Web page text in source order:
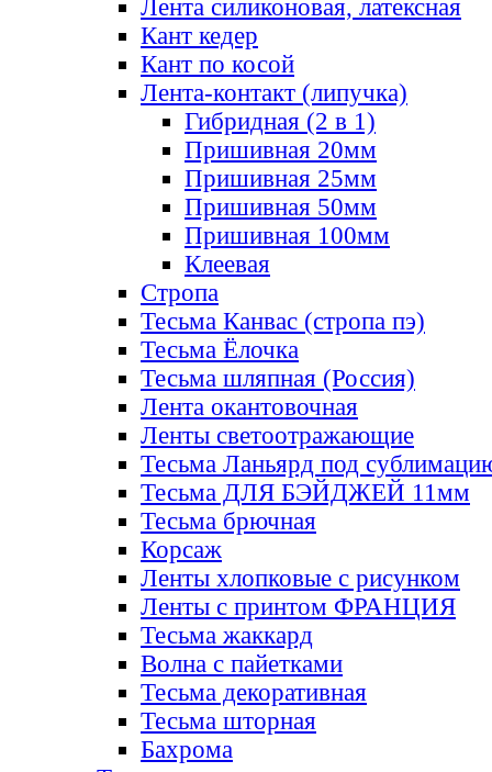
Лента силиконовая, латексная
Кант кедер
Кант по косой
Лента-контакт (липучка)
Гибридная (2 в 1)
Пришивная 20мм
Пришивная 25мм
Пришивная 50мм
Пришивная 100мм
Клеевая
Стропа
Тесьма Канвас (стропа пэ)
Тесьма Ёлочка
Тесьма шляпная (Россия)
Лента окантовочная
Ленты светоотражающие
Тесьма Ланьярд под
Тесьма ДЛЯ БЭЙДЖЕЙ 11мм
Тесьма брючная
Корсаж
Ленты хлопковые с рисунком
Ленты с принтом ФРАНЦИЯ
Тесьма жаккард
Волна с пайетками
Тесьма декоративная
Тесьма шторная
Бахрома